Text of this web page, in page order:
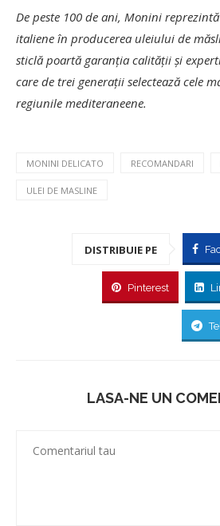
De peste 100 de ani, Monini
italiene în producerea uleiului de
sticlă poartă garanția calității și
care de trei generații selectează cele
regiunile mediteraneene.
MONINI DELICATO RECOMANDARI
ULEI DE MASLINE
DISTRIBUIE PE
Pinterest
LASA-NE UN